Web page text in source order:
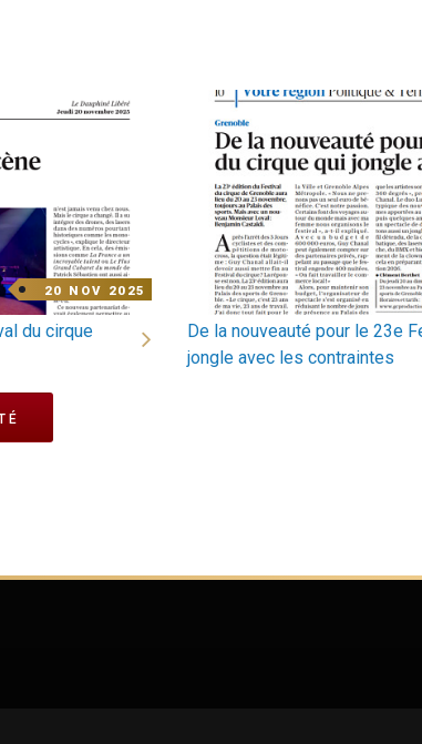
decodate
DATE
DE
L'ACTU
20 NOV 2025
du cirque
Photo
principale
Titre
actu
De la nouveauté pour le 23e
jongle avec les contraintes